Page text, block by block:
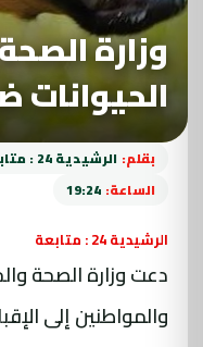
وزارة
الحيوانات
بقلم: الرشيدية 24 : متابعة
الساعة: 19:24
الرشيدية 24 : متابعة
دعت وزارة الصحة
والمواطنين إلى